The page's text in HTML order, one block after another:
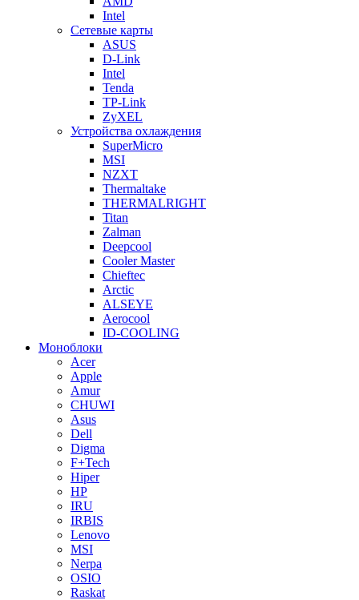
Intel
Сетевые карты
ASUS
D-Link
Intel
Tenda
TP-Link
ZyXEL
Устройства охлаждения
SuperMicro
MSI
NZXT
Thermaltake
THERMALRIGHT
Titan
Zalman
Deepcool
Cooler Master
Chieftec
Arctic
ALSEYE
Aerocool
ID-COOLING
Моноблоки
Acer
Apple
Amur
CHUWI
Asus
Dell
Digma
F+Tech
Hiper
HP
IRU
IRBIS
Lenovo
MSI
Nerpa
OSIO
Raskat